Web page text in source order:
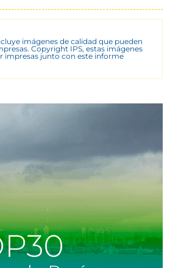
imágenes de calidad que pueden
Copyright IPS, estas imágenes
impresas junto con este informe